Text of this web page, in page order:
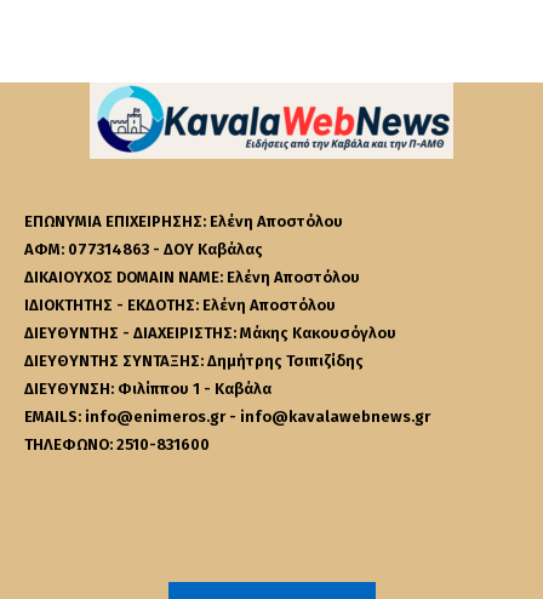
ΕΠΩΝΥΜΙΑ ΕΠΙΧΕΙΡΗΣΗΣ: Ελένη Αποστόλου
ΑΦΜ: 077314863 - ΔΟΥ Καβάλας
ΔΙΚΑΙΟΥΧΟΣ DOMAIN NAME: Ελένη Αποστόλου
ΙΔΙΟΚΤΗΤΗΣ - ΕΚΔΟΤΗΣ: Ελένη Αποστόλου
ΔΙΕΥΘΥΝΤΗΣ - ΔΙΑΧΕΙΡΙΣΤΗΣ: Μάκης Κακουσόγλου
ΔΙΕΥΘΥΝΤΗΣ ΣΥΝΤΑΞΗΣ: Δημήτρης Τσιπιζίδης
ΔΙΕΥΘΥΝΣΗ: Φιλίππου 1 - Καβάλα
EMAILS: info@enimeros.gr - info@kavalawebnews.gr
ΤΗΛΕΦΩΝΟ: 2510-831600